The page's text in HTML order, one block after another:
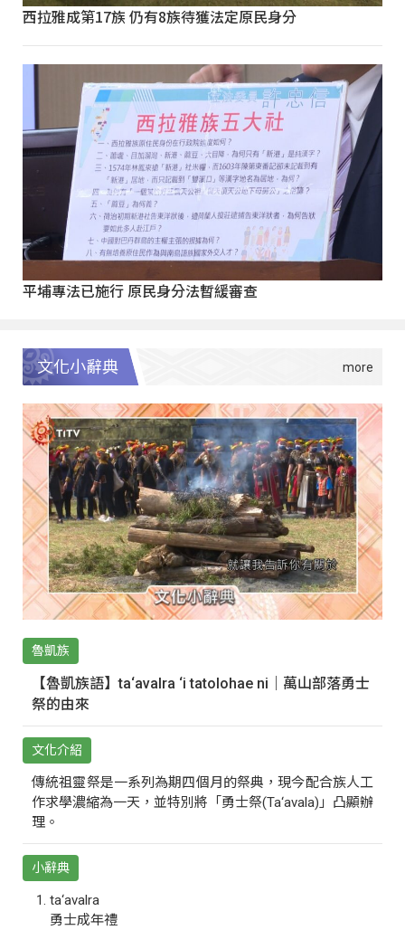
西拉雅成第17族 仍有8族待獲法定原民身分
平埔專法已施行 原民身分法暫緩審查
文化小辭典
魯凱族
【魯凱族語】ta‘avalra ‘i tatolohae ni｜萬山部落勇士
祭的由來
文化介紹
傳統祖靈祭是一系列為期四個月的祭典，現今配合族人工
作求學濃縮為一天，並特別將「勇士祭(Ta‘avala)」凸顯辦
理。
小辭典
ta‘avalra
勇士成年禮